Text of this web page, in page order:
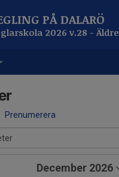
PÅ DALARÖ
2026 v.28 - Äldre
Prenumerera
December 2026